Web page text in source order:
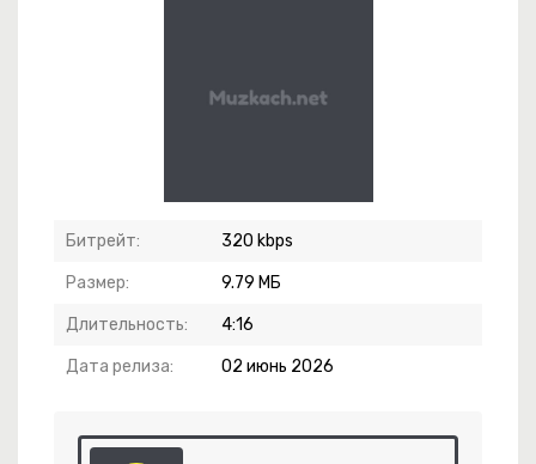
Битрейт: 320 kbps
Размер: 9.79 МБ
Длительность: 4:16
Дата релиза: 02 июнь 2026
Усыпленье
Приморья